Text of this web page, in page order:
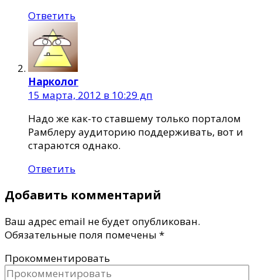
Ответить
Нарколог
15 марта, 2012 в 10:29 дп
Надо же как-то ставшему только порталом
Рамблеру аудиторию поддерживать, вот и
стараются однако.
Ответить
Добавить комментарий
Ваш адрес email не будет опубликован.
Обязательные поля помечены *
Прокомментировать